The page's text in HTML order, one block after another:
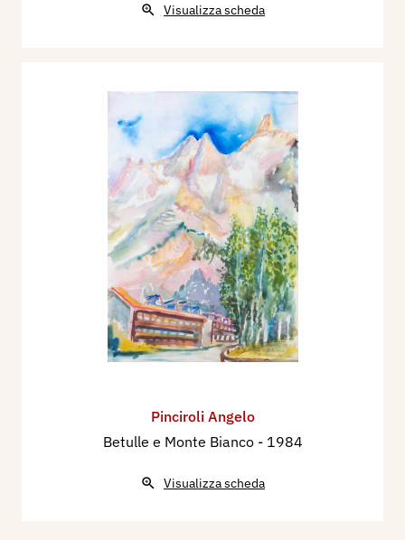
Visualizza scheda
Pinciroli Angelo
Betulle e Monte Bianco - 1984
Visualizza scheda